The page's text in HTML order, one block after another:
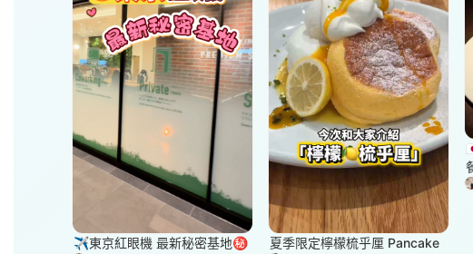
✈️東京紅眼機 最新秘密基地㊙️ 夏季限定檸檬梳乎厘 Pancake